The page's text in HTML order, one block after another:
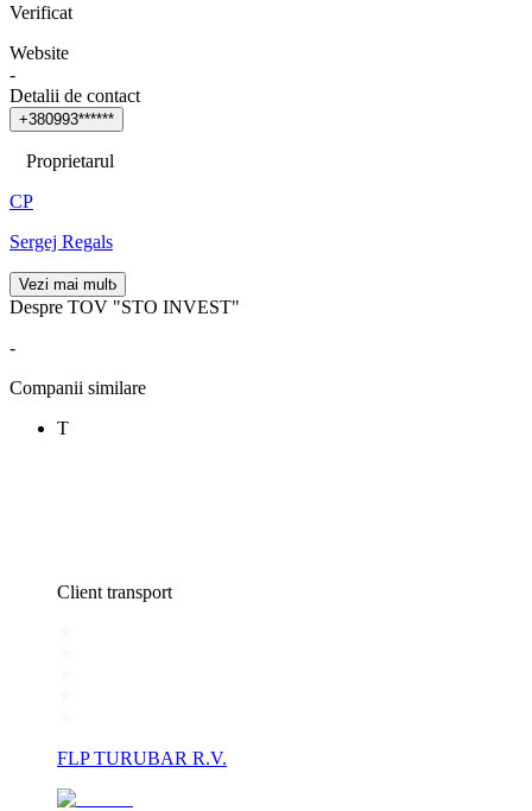
Verificat
Website
-
Detalii de contact
+380993******
Proprietarul
СР
Sergej Regals
Vezi mai mult
Despre TOV "STO INVEST"
-
Companii similare
Т
Client transport
FLP TURUBAR R.V.